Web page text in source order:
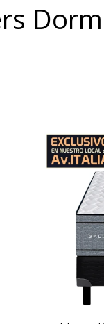
Una
firmes
colchón
del
Doble